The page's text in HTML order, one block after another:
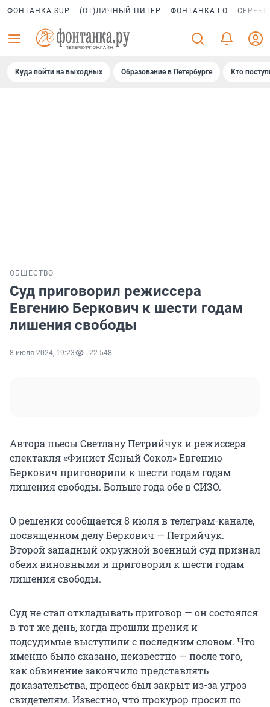
ФОНТАНКА SUP (ОТ)ЛИЧНЫЙ ПИТЕР ФОНТАНКА ГО
Куда пойти на выходных Образование в Петербурге Кто
ОБЩЕСТВО
Суд приговорил режиссера
Евгению Беркович к шести годам
лишения свободы
8 июля 2024, 19:23 22 548
Автора пьесы Светлану Петрийчук и режиссера
спектакля «Финист Ясный Сокол» Евгению
Беркович приговорили к шести годам годам
лишения свободы. Больше года обе в СИЗО.
О решении сообщается 8 июля в телеграм-канале,
посвященном делу Беркович — Петрийчук.
Второй западный окружной военный суд признал
обеих виновными и приговорил к шести годам
лишения свободы.
Суд не стал откладывать приговор — он состоялся
в тот же день, когда прошли прения и
подсудимые выступили с последним словом. Что
именно было сказано, неизвестно — после того,
как обвинение закончило представлять
доказательства, процесс был закрыт из-за угроз
свидетелям. Известно, что прокурор просил по